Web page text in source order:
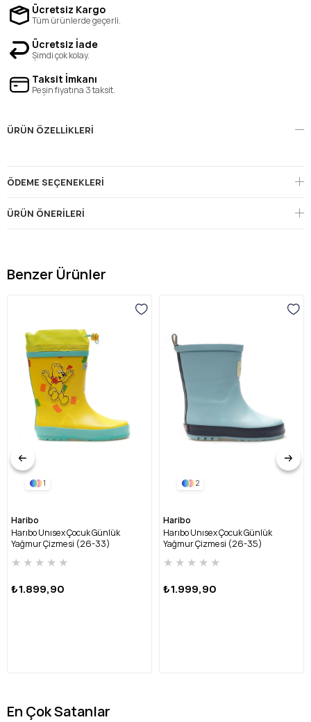
Ücretsiz Kargo
Tüm ürünlerde geçerli.
Ücretsiz İade
Şimdi çok kolay.
Taksit İmkanı
Peşin fiyatına 3 taksit.
ÜRÜN ÖZELLIKLERI
ÖDEME SEÇENEKLERI
ÜRÜN ÖNERILERI
Benzer Ürünler
1
Haribo
Harıbo Unısex Çocuk Günlük
Yağmur Çizmesi (26-33)
★ ★ ★ ★ ★
₺1.899,90
2
Haribo
Harıbo Unısex Çocuk Günlük
Yağmur Çizmesi (26-35)
★ ★ ★ ★ ★
₺1.999,90
En Çok Satanlar